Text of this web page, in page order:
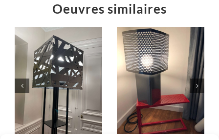
Oeuvres similaires
Lampe SO
Meubles design
Table C en
larmes
Meubles design